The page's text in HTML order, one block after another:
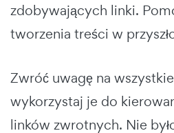
zdobywających linki.
tworzenia treści w
Zwróć uwagę na
wykorzystaj je do
linków zwrotnych. Nie